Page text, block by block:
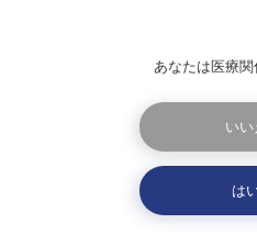
あなたは医療関
いい
は